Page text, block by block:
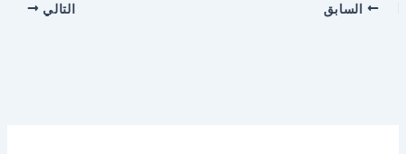
السابق التالي